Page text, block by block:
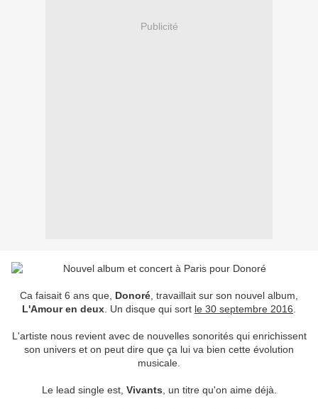
Publicité
Ca faisait 6 ans que, Donoré , travaillait sur son nouvel album,
L'Amour en deux . Un disque qui sort le 30 septembre 2016
L'artiste nous revient avec de nouvelles sonorités qui enrichissent
son univers et on peut dire que ça lui va bien cette évolution
musicale.
Le lead single est, Vivants , un titre qu'on aime déjà.